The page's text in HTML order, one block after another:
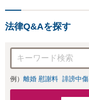
法律Q&Aを探す
例） 離婚 慰謝料 誹謗中傷